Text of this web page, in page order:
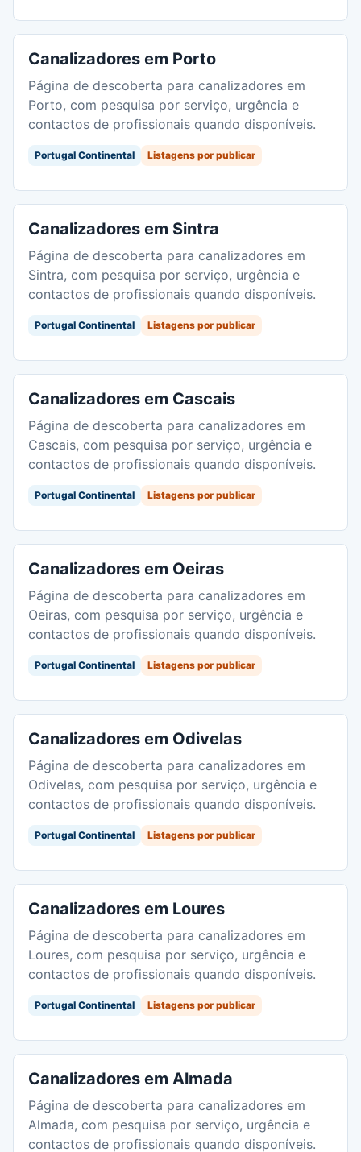
Canalizadores em Porto
Página de descoberta para canalizadores em
Porto, com pesquisa por serviço, urgência e
contactos de profissionais quando disponíveis.
Portugal Continental Listagens por publicar
Canalizadores em Sintra
Página de descoberta para canalizadores em
Sintra, com pesquisa por serviço, urgência e
contactos de profissionais quando disponíveis.
Portugal Continental Listagens por publicar
Canalizadores em Cascais
Página de descoberta para canalizadores em
Cascais, com pesquisa por serviço, urgência e
contactos de profissionais quando disponíveis.
Portugal Continental Listagens por publicar
Canalizadores em Oeiras
Página de descoberta para canalizadores em
Oeiras, com pesquisa por serviço, urgência e
contactos de profissionais quando disponíveis.
Portugal Continental Listagens por publicar
Canalizadores em Odivelas
Página de descoberta para canalizadores em
Odivelas, com pesquisa por serviço, urgência e
contactos de profissionais quando disponíveis.
Portugal Continental Listagens por publicar
Canalizadores em Loures
Página de descoberta para canalizadores em
Loures, com pesquisa por serviço, urgência e
contactos de profissionais quando disponíveis.
Portugal Continental Listagens por publicar
Canalizadores em Almada
Página de descoberta para canalizadores em
Almada, com pesquisa por serviço, urgência e
contactos de profissionais quando disponíveis.